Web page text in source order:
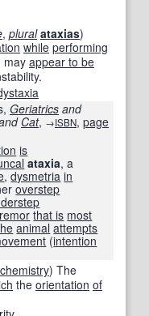
, plural ataxias)
while performing
may appear to be
Geriatrics and
Cat, →ISBN, page
is
ataxia, a
,dysmetria in
overstep
that is most
animal attempts
(intention
) The
the orientation of